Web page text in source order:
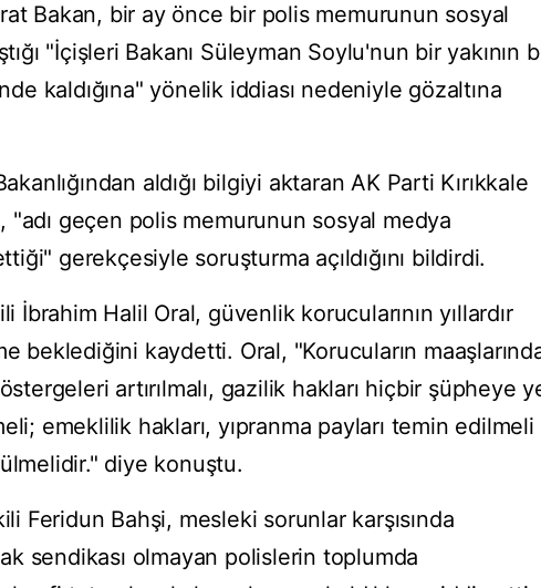
Bakan, bir ay önce bir polis memurunun sosyal
"İçişleri Bakanı Süleyman Soylu'nun bir yakının
kaldığına" yönelik iddiası nedeniyle gözaltına
aldığı bilgiyi aktaran AK Parti Kırıkkale
"adı geçen polis memurunun sosyal medya
gerekçesiyle soruşturma açıldığını bildirdi.
İbrahim Halil Oral, güvenlik korucularının yıllardır
beklediğini kaydetti. Oral, "Korucuların
artırılmalı, gazilik hakları hiçbir şüpheye
emeklilik hakları, yıpranma payları temin edilmeli
diye konuştu.
Feridun Bahşi, mesleki sorunlar karşısında
sendikası olmayan polislerin toplumda